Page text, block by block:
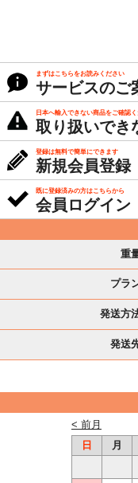
まずはこちらをお読みください
サービスのご
日本へ輸入できない商品をご確認
取り扱いでき
登録は無料で簡単にできます
新規会員登録
既に登録済みの方はこちらから
会員ログイン
重
プラ
発送方
発送
< 前月
日
月